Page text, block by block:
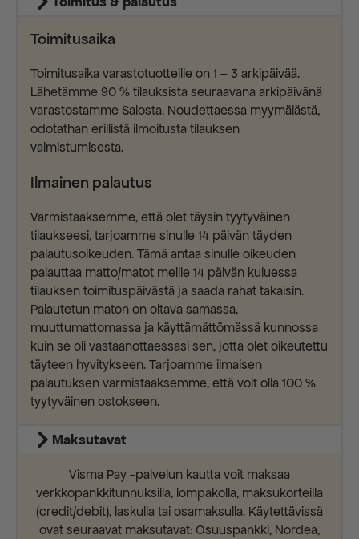
Toimitusaika
Toimitusaika varastotuotteille on 1 – 3 arkipäivää.
Lähetämme 90 % tilauksista seuraavana arkipäivänä
varastostamme Salosta. Noudettaessa myymälästä,
odotathan erillistä ilmoitusta tilauksen
valmistumisesta.
Ilmainen palautus
Varmistaaksemme, että olet täysin tyytyväinen
tilaukseesi, tarjoamme sinulle 14 päivän täyden
palautusoikeuden. Tämä antaa sinulle oikeuden
palauttaa matto/matot meille 14 päivän kuluessa
tilauksen toimituspäivästä ja saada rahat takaisin.
Palautetun maton on oltava samassa,
muuttumattomassa ja käyttämättömässä kunnossa
kuin se oli vastaanottaessasi sen, jotta olet oikeutettu
täyteen hyvitykseen. Tarjoamme ilmaisen
palautuksen varmistaaksemme, että voit olla 100 %
tyytyväinen ostokseen.
Maksutavat
Visma Pay -palvelun kautta voit maksaa
verkkopankkitunnuksilla, lompakolla, maksukorteilla
(credit/debit), laskulla tai osamaksulla. Käytettävissä
ovat seuraavat maksutavat: Osuuspankki, Nordea,